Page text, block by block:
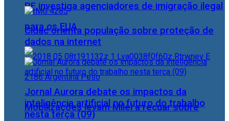
PF investiga agenciadores de imigração ilegal
para os EUA
Mobilizações levam Milei a recuar sobre
Cidac orienta população sobre proteção de
dados na internet
Jornal Aurora debate os impactos da
inteligência artificial no futuro do trabalho
nesta terça (09)